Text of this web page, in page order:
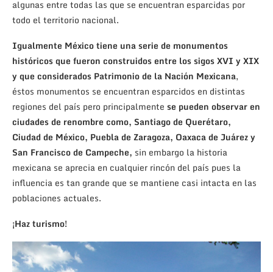
algunas entre todas las que se encuentran esparcidas por
todo el territorio nacional.
Igualmente México tiene una serie de monumentos
históricos que fueron construidos entre los sigos XVI y XIX
y que considerados Patrimonio de la Nación Mexicana,
éstos monumentos se encuentran esparcidos en distintas
regiones del país pero principalmente se pueden observar en
ciudades de renombre como, Santiago de Querétaro,
Ciudad de México, Puebla de Zaragoza, Oaxaca de Juárez y
San Francisco de Campeche, sin embargo la historia
mexicana se aprecia en cualquier rincón del país pues la
influencia es tan grande que se mantiene casi intacta en las
poblaciones actuales.
¡Haz turismo!